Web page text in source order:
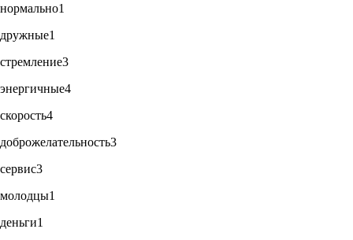
нормально1
дружные1
стремление3
энергичные4
скорость4
доброжелательность3
сервис3
молодцы1
деньги1